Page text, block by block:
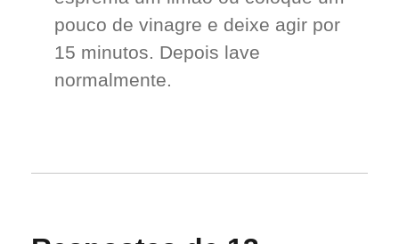
pouco de vinagre e deixe agir por
15 minutos. Depois lave
normalmente.